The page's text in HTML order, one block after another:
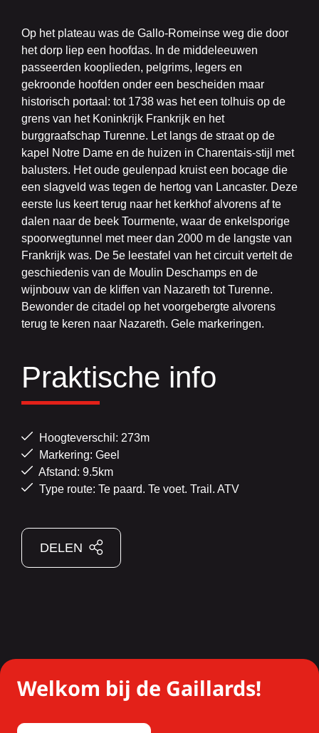
Op het plateau was de Gallo-Romeinse weg die door
het dorp liep een hoofdas. In de middeleeuwen
passeerden kooplieden, pelgrims, legers en
gekroonde hoofden onder een bescheiden maar
historisch portaal: tot 1738 was het een tolhuis op de
grens van het Koninkrijk Frankrijk en het
burggraafschap Turenne. Let langs de straat op de
kapel Notre Dame en de huizen in Charentais-stijl met
balusters. Het oude geulenpad kruist een bocage die
een slagveld was tegen de hertog van Lancaster. Deze
eerste lus keert terug naar het kerkhof alvorens af te
dalen naar de beek Tourmente, waar de enkelsporige
spoorwegtunnel met meer dan 2000 m de langste van
Frankrijk was. De 5e leestafel van het circuit vertelt de
geschiedenis van de Moulin Deschamps en de
wijnbouw van de kliffen van Nazareth tot Turenne.
Bewonder de citadel op het voorgebergte alvorens
terug te keren naar Nazareth. Gele markeringen.
Praktische info
Hoogteverschil: 273m
Markering: Geel
Afstand: 9.5km
Type route: Te paard. Te voet. Trail. ATV
DELEN
Welkom bij de Gaillards!